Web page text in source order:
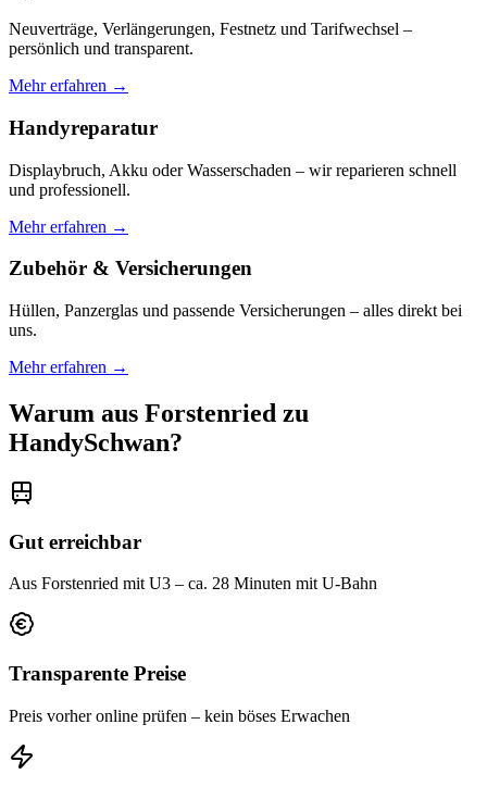
Neuverträge, Verlängerungen, Festnetz und Tarifwechsel –
persönlich und transparent.
Mehr erfahren →
Handyreparatur
Displaybruch, Akku oder Wasserschaden – wir reparieren schnell
und professionell.
Mehr erfahren →
Zubehör & Versicherungen
Hüllen, Panzerglas und passende Versicherungen – alles direkt bei
uns.
Mehr erfahren →
Warum aus Forstenried zu
HandySchwan?
Gut erreichbar
Aus Forstenried mit U3 – ca. 28 Minuten mit U-Bahn
Transparente Preise
Preis vorher online prüfen – kein böses Erwachen